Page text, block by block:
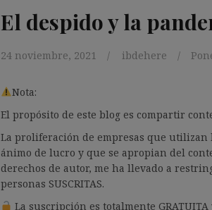
El despido y la
24 noviembre, 2021 ibdehere
Nota:
El propósito de este blog es compartir
La proliferación de empresas que
ánimo de lucro y que se apropian del
derechos de autor, me ha llevado a
personas SUSCRITAS.
La suscripción es totalmente